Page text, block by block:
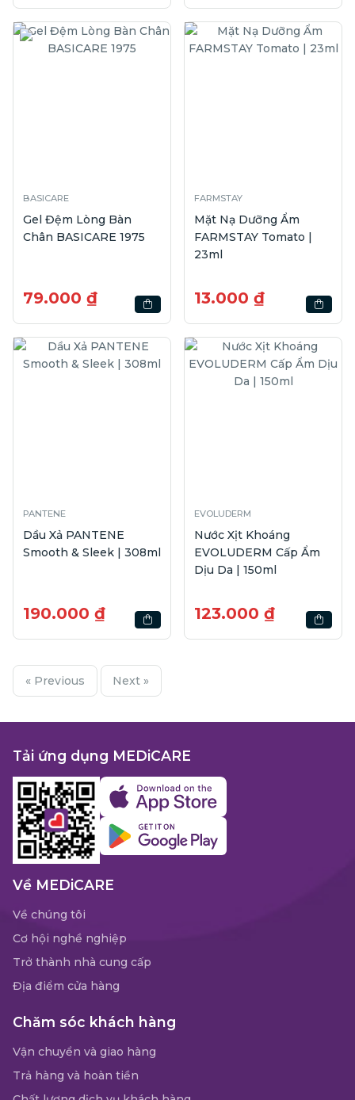
BASICARE
Gel Đệm Lòng Bàn
Chân BASICARE 1975
79.000 ₫
FARMSTAY
Mặt Nạ Dưỡng Ẩm
FARMSTAY Tomato |
23ml
13.000 ₫
PANTENE
Dầu Xả PANTENE
Smooth & Sleek | 308ml
190.000 ₫
EVOLUDERM
Nước Xịt Khoáng
EVOLUDERM Cấp Ẩm
Dịu Da | 150ml
123.000 ₫
« Previous Next »
Tải ứng dụng MEDiCARE
Về MEDiCARE
Về chúng tôi
Cơ hội nghề nghiệp
Trở thành nhà cung cấp
Địa điểm cửa hàng
Chăm sóc khách hàng
Vận chuyển và giao hàng
Trả hàng và hoàn tiền